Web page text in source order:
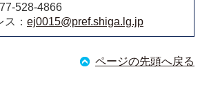
528-4866
： ej0015@pref.shiga.lg.jp
ページの先頭へ戻る